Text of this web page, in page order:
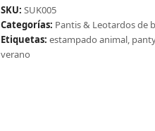
cantidad
SKU: SUK005
Categorías: Pantis & Leotardos de
Etiquetas: estampado animal,
verano